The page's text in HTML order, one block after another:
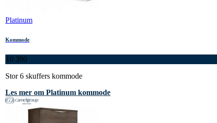
Platinum
Kommode
10 390
Stor 6 skuffers kommode
Les mer om Platinum kommode